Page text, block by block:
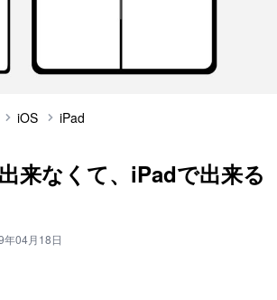
iOS iPad
来なくて、iPadで出来る
年04月18日